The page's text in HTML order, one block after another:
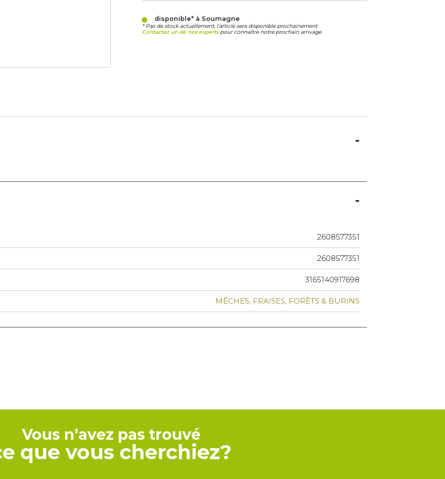
disponible* à Soumagne
* Pas de stock actuellement, l'article sera disponible prochainement
Contactez un de nos expertspour connaître notre prochain arrivage.
2608577351
2608577351
3165140917698
MÊCHES, FRAISES, FORÊTS & BURINS
Vous n'avez pas trouvé
que vous cherchiez?